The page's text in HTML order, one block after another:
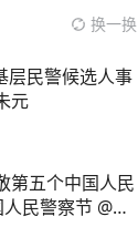
换一换
层民警候选人事
元
五个中国人民
民警察节 @抖